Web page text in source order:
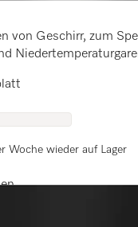
von Geschirr, zum
Woche wieder auf Lager